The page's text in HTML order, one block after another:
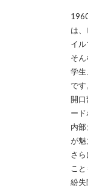
は
イル
そ
学生
です
開口
ー
内
が魅
さ
こと
紛失